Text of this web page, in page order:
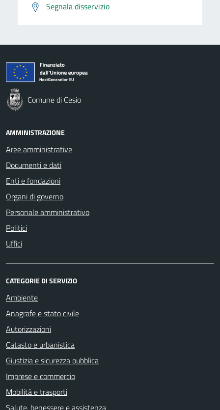
Segnala disservizio
Comune di Cesio
AMMINISTRAZIONE
Aree amministrative
Documenti e dati
Enti e fondazioni
Organi di governo
Personale amministrativo
Politici
Uffici
CATEGORIE DI SERVIZIO
Ambiente
Anagrafe e stato civile
Autorizzazioni
Catasto e urbanistica
Giustizia e sicurezza pubblica
Imprese e commercio
Mobilità e trasporti
Salute, benessere e assistenza